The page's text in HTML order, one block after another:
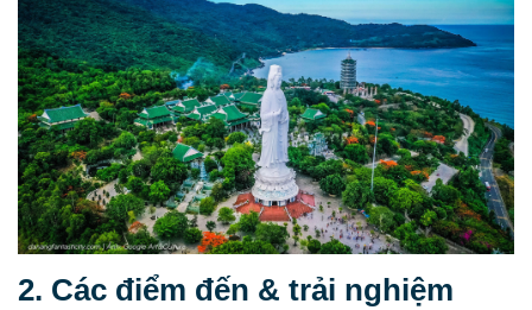
2. Các điểm đến & trải nghiệm